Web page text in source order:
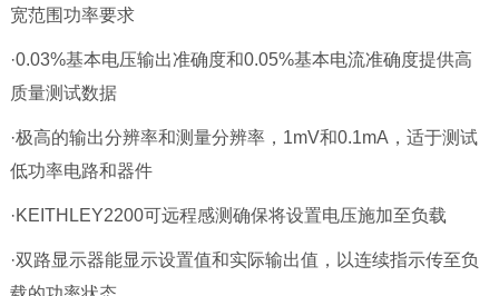
宽范围功率要求
·0.03%基本电压输出准确度和0.05%基本电流准确度提供高
质量测试数据
·极高的输出分辨率和测量分辨率，1mV和0.1mA，适于测试
低功率电路和器件
·KEITHLEY2200可远程感测确保将设置电压施加至负载
·双路显示器能显示设置值和实际输出值，以连续指示传至负